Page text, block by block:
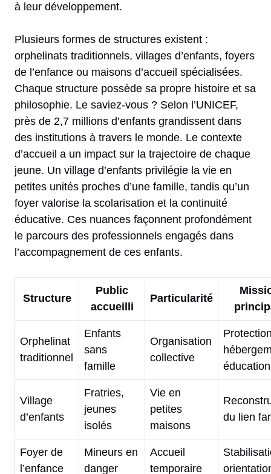
à leur développement.
Plusieurs formes de structures existent :
orphelinats traditionnels, villages d’enfants, foyers
de l’enfance ou maisons d’accueil spécialisées.
Chaque structure possède sa propre histoire et sa
philosophie. Le saviez-vous ? Selon l’UNICEF,
près de 2,7 millions d’enfants grandissent dans
des institutions à travers le monde. Le contexte
d’accueil a un impact sur la trajectoire de chaque
jeune. Un village d’enfants privilégie la vie en
petites unités proches d’une famille, tandis qu’un
foyer valorise la scolarisation et la continuité
éducative. Ces nuances façonnent profondément
le parcours des professionnels engagés dans
l’accompagnement de ces enfants.
Structure
Public
accueilli
Particularité
Orphelinat
traditionnel
Enfants
sans
famille
Organisation
collective
éducation
Village
d’enfants
Fratries,
jeunes
isolés
Vie en
petites
maisons
du lien
Foyer de
l’enfance
Mineurs en
danger
Accueil
temporaire